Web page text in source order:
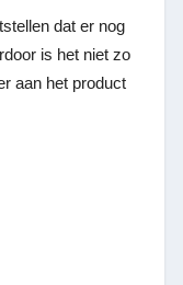
dat er nog
is het niet zo
aan het product